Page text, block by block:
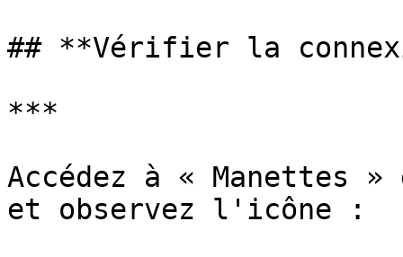
## **Vérifier la
***
Accédez à « Manettes
et observez l'icône :